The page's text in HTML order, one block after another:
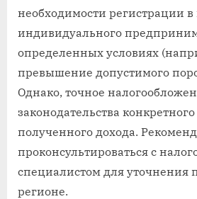
необходимости регистрации в
индивидуального
определенных условиях
превышение допустимого
Однако, точное
законодательства
полученного дохода.
проконсультироваться с
специалистом для уточнения
регионе.